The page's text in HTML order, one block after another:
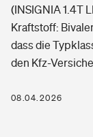
Photovoltaik
Wärmepumpen
Pri­vate
Gesundheit
Private
(INSIGNIA 1.4T
Kraftstoff:
dass die
den Kfz-
08.04.2026